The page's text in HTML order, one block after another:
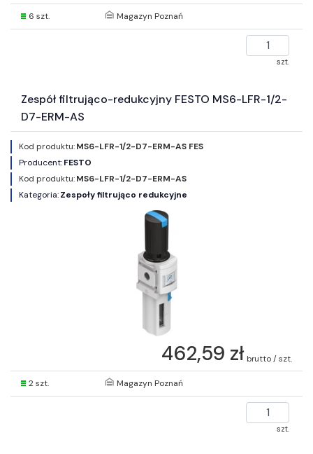
6 szt. Magazyn Poznań
szt.
Zespół filtrująco-redukcyjny FESTO MS6-LFR-1/2-
D7-ERM-AS
Kod produktu:MS6-LFR-1/2-D7-ERM-AS FES
Producent:FESTO
Kod produktu:MS6-LFR-1/2-D7-ERM-AS
Kategoria:Zespoły filtrująco redukcyjne
462,59 zł brutto / szt.
2 szt. Magazyn Poznań
szt.